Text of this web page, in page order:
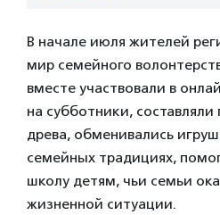
В начале июля жителей
мир семейного
вместе участвовали в
на субботники, составляли
древа, обменивались
семейных традициях,
школу детям, чьи семьи
жизненной ситуации.